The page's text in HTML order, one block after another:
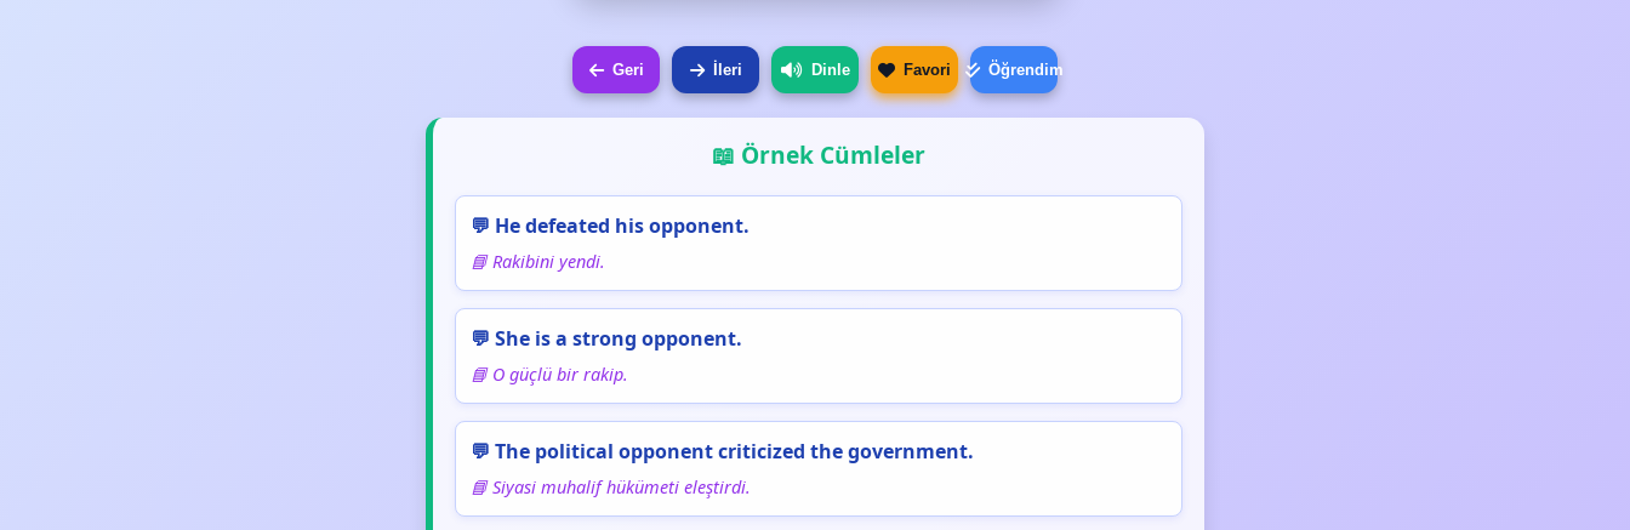
Geri İleri Dinle Favori Öğrendim
📖 Örnek Cümleler
💬 He defeated his opponent.
📘 Rakibini yendi.
💬 She is a strong opponent.
📘 O güçlü bir rakip.
💬 The political opponent criticized the government.
📘 Siyasi muhalif hükümeti eleştirdi.